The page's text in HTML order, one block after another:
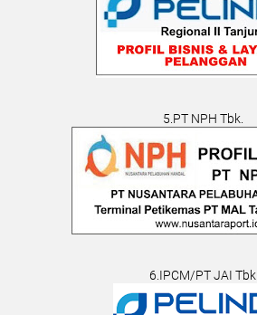
5.PT NPH Tbk.
6.IPCM/PT JAI Tbk